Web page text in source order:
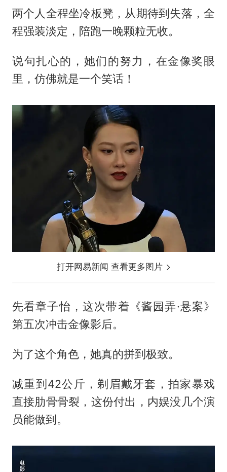
两个人全程坐冷板凳，从期待到失落，全
程强装淡定，陪跑一晚颗粒无收。
说句扎心的，她们的努力，在金像奖眼
里，仿佛就是一个笑话！
打开网易新闻 查看更多图片
先看章子怡，这次带着《酱园弄·悬案》
第五次冲击金像影后。
为了这个角色，她真的拼到极致。
减重到42公斤，剃眉戴牙套，拍家暴戏
直接肋骨骨裂，这份付出，内娱没几个演
员能做到。